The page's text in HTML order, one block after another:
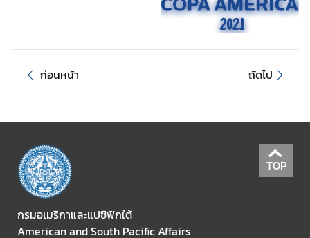
r
i
c
a
ก่อนหน้า ถัดไป
TOP
กรมอเมริกาและแปซิฟิกใต้
American and South Pacific Affairs